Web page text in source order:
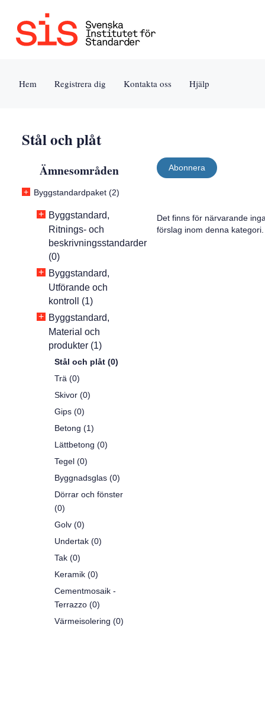
Jump
Tillgänglighet
Användarvillkor
Hem Registrera dig Kontakta oss Hjälp
Stål och plåt
Ämnesområden
+ Byggstandardpaket (2)
+ Byggstandard,
Ritnings- och
beskrivningsstandarder
(0)
+ Byggstandard,
Utförande och
kontroll (1)
+ Byggstandard,
Material och
produkter (1)
Stål och plåt (0)
Trä (0)
Skivor (0)
Gips (0)
Betong (1)
Lättbetong (0)
Tegel (0)
Byggnadsglas (0)
Dörrar och fönster
(0)
Golv (0)
Undertak (0)
Tak (0)
Keramik (0)
Cementmosaik -
Terrazzo (0)
Värmeisolering (0)
Abonnera
Det finns för närvarande
förslag inom denna kategori.